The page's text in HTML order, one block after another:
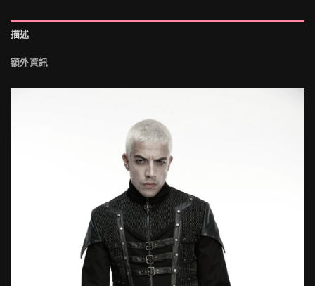
描述
額外資訊